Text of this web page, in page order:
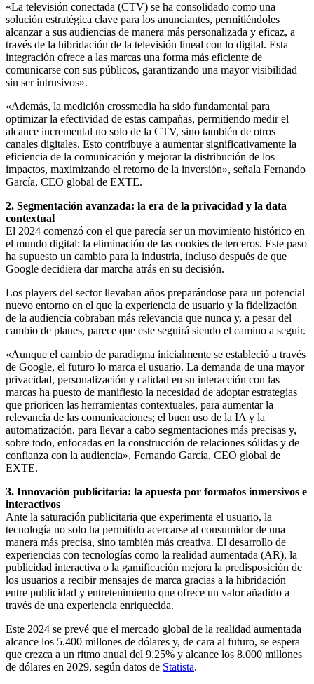
«La televisión conectada (CTV) se ha consolidado como una
solución estratégica clave para los anunciantes, permitiéndoles
alcanzar a sus audiencias de manera más personalizada y eficaz, a
través de la hibridación de la televisión lineal con lo digital. Esta
integración ofrece a las marcas una forma más eficiente de
comunicarse con sus públicos, garantizando una mayor visibilidad
sin ser intrusivos».
«Además, la medición crossmedia ha sido fundamental para
optimizar la efectividad de estas campañas, permitiendo medir el
alcance incremental no solo de la CTV, sino también de otros
canales digitales. Esto contribuye a aumentar significativamente la
eficiencia de la comunicación y mejorar la distribución de los
impactos, maximizando el retorno de la inversión», señala Fernando
García, CEO global de EXTE.
2. Segmentación avanzada: la era de la privacidad y la data
contextual
El 2024 comenzó con el que parecía ser un movimiento histórico en
el mundo digital: la eliminación de las cookies de terceros. Este paso
ha supuesto un cambio para la industria, incluso después de que
Google decidiera dar marcha atrás en su decisión.
Los players del sector llevaban años preparándose para un potencial
nuevo entorno en el que la experiencia de usuario y la fidelización
de la audiencia cobraban más relevancia que nunca y, a pesar del
cambio de planes, parece que este seguirá siendo el camino a seguir.
«Aunque el cambio de paradigma inicialmente se estableció a través
de Google, el futuro lo marca el usuario. La demanda de una mayor
privacidad, personalización y calidad en su interacción con las
marcas ha puesto de manifiesto la necesidad de adoptar estrategias
que prioricen las herramientas contextuales, para aumentar la
relevancia de las comunicaciones; el buen uso de la IA y la
automatización, para llevar a cabo segmentaciones más precisas y,
sobre todo, enfocadas en la construcción de relaciones sólidas y de
confianza con la audiencia», Fernando García, CEO global de
EXTE.
3. Innovación publicitaria: la apuesta por formatos inmersivos e
interactivos
Ante la saturación publicitaria que experimenta el usuario, la
tecnología no solo ha permitido acercarse al consumidor de una
manera más precisa, sino también más creativa. El desarrollo de
experiencias con tecnologías como la realidad aumentada (AR), la
publicidad interactiva o la gamificación mejora la predisposición de
los usuarios a recibir mensajes de marca gracias a la hibridación
entre publicidad y entretenimiento que ofrece un valor añadido a
través de una experiencia enriquecida.
Este 2024 se prevé que el mercado global de la realidad aumentada
alcance los 5.400 millones de dólares y, de cara al futuro, se espera
que crezca a un ritmo anual del 9,25% y alcance los 8.000 millones
de dólares en 2029, según datos de Statista.